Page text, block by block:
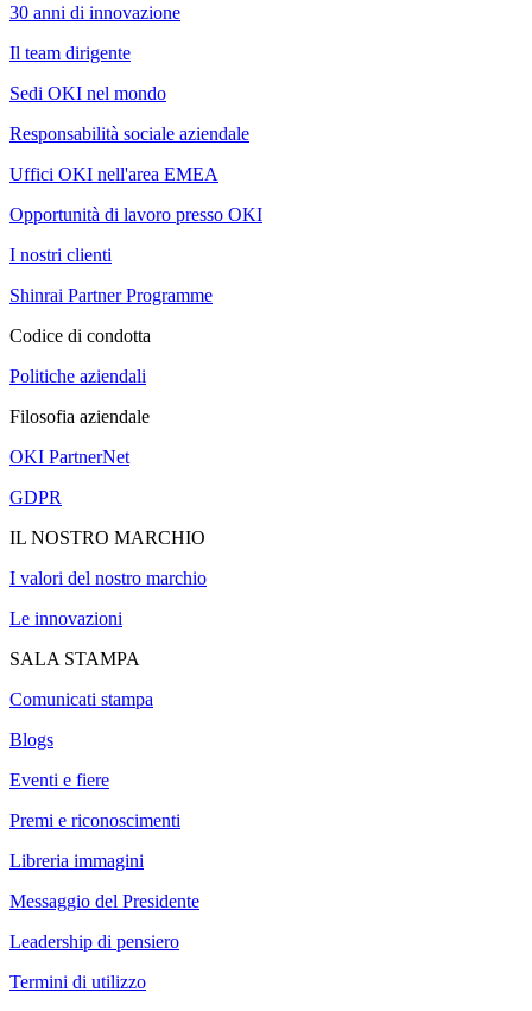
30 anni di innovazione
Il team dirigente
Sedi OKI nel mondo
Responsabilità sociale aziendale
Uffici OKI nell'area EMEA
Opportunità di lavoro presso OKI
I nostri clienti
Shinrai Partner Programme
Codice di condotta
Politiche aziendali
Filosofia aziendale
OKI PartnerNet
GDPR
IL NOSTRO MARCHIO
I valori del nostro marchio
Le innovazioni
SALA STAMPA
Comunicati stampa
Blogs
Eventi e fiere
Premi e riconoscimenti
Libreria immagini
Messaggio del Presidente
Leadership di pensiero
Termini di utilizzo